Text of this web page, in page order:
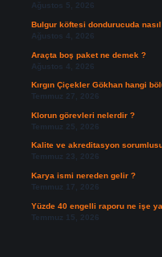
Ağustos 5, 2026
Bulgur köftesi dondurucuda
Ağustos 4, 2026
Araçta boş paket ne demek ?
Ağustos 4, 2026
Kırgın Çiçekler Gökhan hangi
Temmuz 27, 2026
Klorun görevleri nelerdir ?
Temmuz 25, 2026
Kalite ve akreditasyon
Temmuz 23, 2026
Karya ismi nereden gelir ?
Temmuz 17, 2026
Yüzde 40 engelli raporu ne işe
Temmuz 15, 2026